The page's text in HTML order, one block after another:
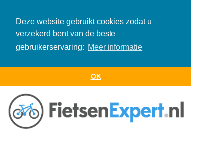
Deze website gebruikt cookies zodat u
verzekerd bent van de beste
gebruikerservaring: Meer informatie
OK